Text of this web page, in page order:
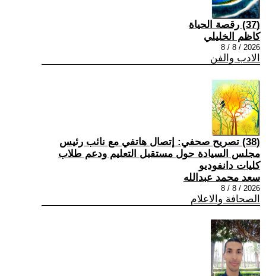
(37) رقصة الحياة
كاظم الخليلي
2026 / 8 / 8
الادب والفن
(38) تصريح صحفي: إتصال هاتفي مع نائب رئيس
مجلس السيادة حول مستقبل التعليم ودعم طلاب
كليات دانفوديو
سعد محمد عبدالله
2026 / 8 / 8
الصحافة والاعلام